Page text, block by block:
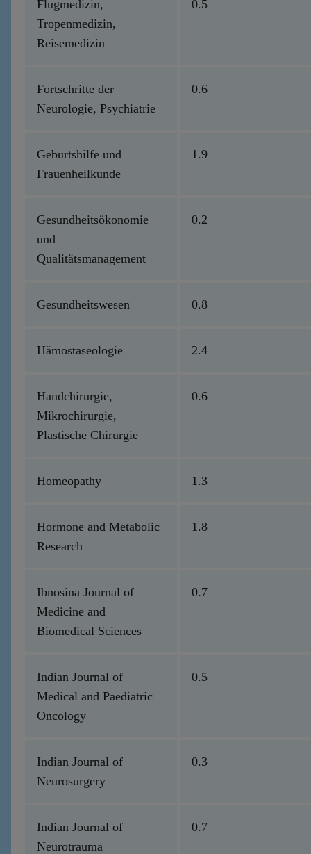
Flugmedizin,
Tropenmedizin,
Reisemedizin
0.5
Fortschritte der
Neurologie, Psychiatrie
0.6
Geburtshilfe und
Frauenheilkunde
1.9
Gesundheitsökonomie
und
Qualitätsmanagement
0.2
Gesundheitswesen 0.8
Hämostaseologie 2.4
Handchirurgie,
Mikrochirurgie,
Plastische Chirurgie
0.6
Homeopathy 1.3
Hormone and Metabolic
Research
1.8
Ibnosina Journal of
Medicine and
Biomedical Sciences
0.7
Indian Journal of
Medical and Paediatric
Oncology
0.5
Indian Journal of
Neurosurgery
0.3
Indian Journal of
Neurotrauma
0.7